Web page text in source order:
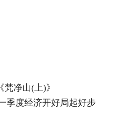
净山(上)》
季度经济开好局起好步